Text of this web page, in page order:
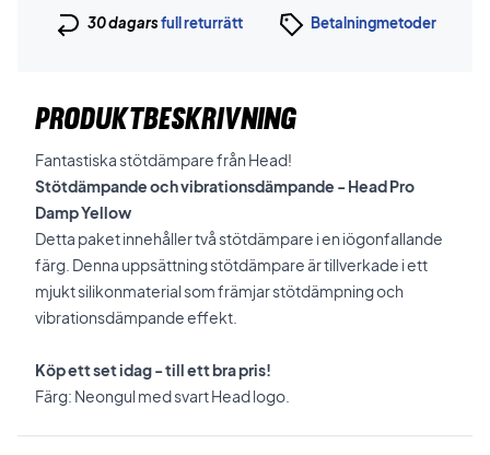
30 dagarsfull returrätt Betalningmetoder
PRODUKTBESKRIVNING
Fantastiska stötdämpare från Head!
Stötdämpande och vibrationsdämpande - Head Pro
Damp Yellow
Detta paket innehåller två stötdämpare i en iögonfallande
färg. Denna uppsättning stötdämpare är tillverkade i ett
mjukt silikonmaterial som främjar stötdämpning och
vibrationsdämpande effekt.
Köp ett set idag - till ett bra pris!
Färg: Neongul med svart Head logo.